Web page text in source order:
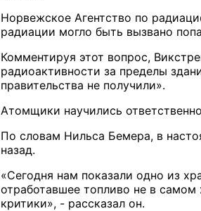
Норвежское Агентство по
радиации могло быть вызвано
Комментируя этот вопрос,
радиоактивности за пределы
правительства не получили».
Атомщики научились
По словам Нильса Бемера, в
назад.
«Сегодня нам показали одно из
отработавшее топливо не в
критики», - рассказал он.